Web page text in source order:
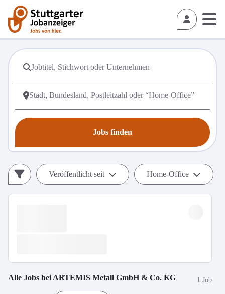
Jobs finden
Veröffentlicht seit Home-Office
Alle Jobs bei ARTEMIS Metall GmbH & Co. KG 1 Job